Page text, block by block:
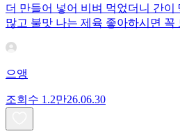
더 만들어 넣어 비벼 먹었더니 간
많고 불맛 나는 제육 좋아하시면 꼭
으앵
조회수 1.2만26.06.30